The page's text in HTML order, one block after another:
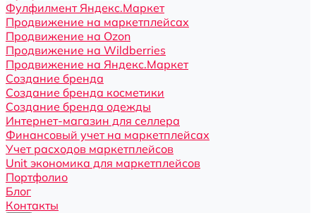
Фулфилмент Яндекс.Маркет
Продвижение на маркетплейсах
Продвижение на Ozon
Продвижение на Wildberries
Продвижение на Яндекс.Маркет
Создание бренда
Создание бренда косметики
Создание бренда одежды
Интернет-магазин для селлера
Финансовый учет на маркетплейсах
Учет расходов маркетплейсов
Unit экономика для маркетплейсов
Портфолио
Блог
Контакты